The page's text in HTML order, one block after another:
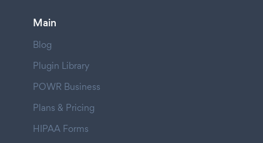
Main
Blog
Plugin Library
POWR Business
Plans & Pricing
HIPAA Forms